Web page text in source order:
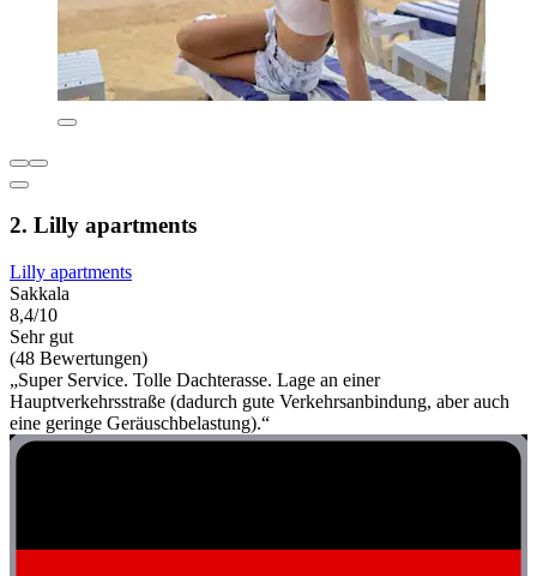
2. Lilly apartments
Lilly apartments
Sakkala
8,4/10
Sehr gut
(48 Bewertungen)
„Super Service. Tolle Dachterasse. Lage an einer
Hauptverkehrsstraße (dadurch gute Verkehrsanbindung, aber auch
eine geringe Geräuschbelastung).“